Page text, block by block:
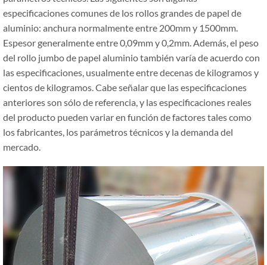
especificaciones comunes de los rollos grandes de papel de
aluminio: anchura normalmente entre 200mm y 1500mm.
Espesor generalmente entre 0,09mm y 0,2mm. Además, el peso
del rollo jumbo de papel aluminio también varía de acuerdo con
las especificaciones, usualmente entre decenas de kilogramos y
cientos de kilogramos. Cabe señalar que las especificaciones
anteriores son sólo de referencia, y las especificaciones reales
del producto pueden variar en función de factores tales como
los fabricantes, los parámetros técnicos y la demanda del
mercado.